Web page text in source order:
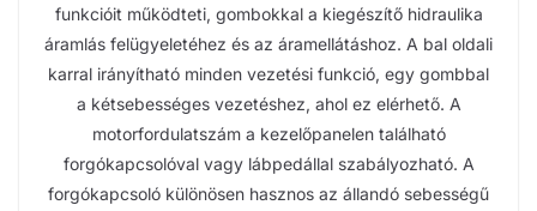
funkcióit működteti, gombokkal a kiegészítő hidraulika
áramlás felügyeletéhez és az áramellátáshoz. A bal oldali
karral irányítható minden vezetési funkció, egy gombbal
a kétsebességes vezetéshez, ahol ez elérhető. A
motorfordulatszám a kezelőpanelen található
forgókapcsolóval vagy lábpedállal szabályozható. A
forgókapcsoló különösen hasznos az állandó sebességű